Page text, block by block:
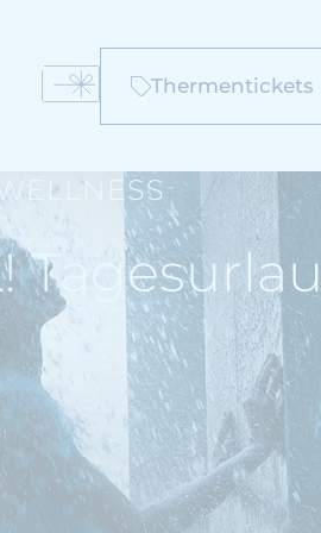
Thermentickets